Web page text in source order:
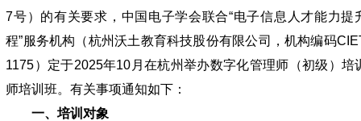
7号）的有关要求，中国电子学会联合“电子信息人才能力提
程”服务机构（杭州沃土教育科技股份有限公司，机构编码
1175）定于2025年10月在杭州举办数字化管理师（初级）培
师培训班。有关事项通知如下：
一、培训对象